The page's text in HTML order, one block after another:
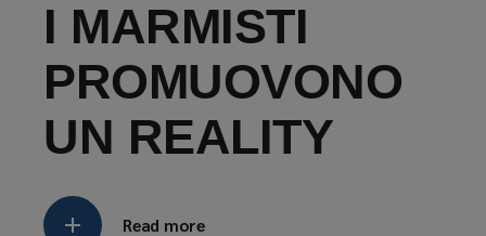
I MARMISTI
PROMUOVONO
UN REALITY
Read more